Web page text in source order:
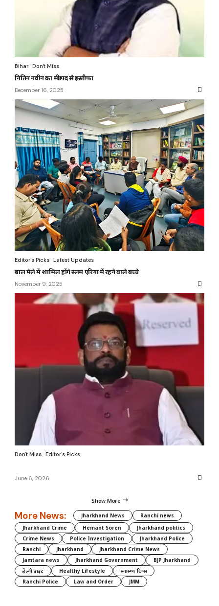
Bihar Don't Miss
नितिन नवीन का मंत्री पद से इस्तीफा
December 16, 2025
Editor's Picks Latest Updates
बाल मेले में शामिल होंगे स्लम एरिया में रहने वाले बच्चे
November 9, 2025
Don't Miss Editor's Picks
June 6, 2026
Show More
More News: Jharkhand News
Ranchi news
Jharkhand Crime
Hemant Soren
Jharkhand politics
Crime News
Police Investigation
Jharkhand Police
Ranchi
Jharkhand
Jharkhand Crime News
Jamtara news
Jharkhand Government
BJP Jharkhand
हेल्दी डाइट
Healthy Lifestyle
स्वास्थ्य टिप्स
Ranchi Police
Law and Order JMM